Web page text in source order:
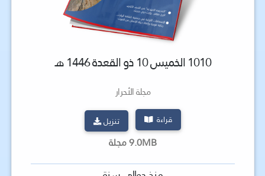
1010 الخميس 10 ذو القعدة 1446 هـ
مجلة الأحرار
قراءة تنزيل
9.0MB مجلة